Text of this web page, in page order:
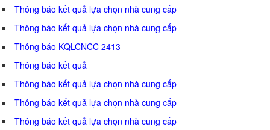
Thông báo kết quả lựa chọn nhà cung cấp
Thông báo kết quả lựa chọn nhà cung cấp
Thông báo KQLCNCC 2413
Thông báo kết quả
Thông báo kết quả lựa chọn nhà cung cấp
Thông báo kết quả lựa chọn nhà cung cấp
Thông báo kết quả lựa chọn nhà cung cấp